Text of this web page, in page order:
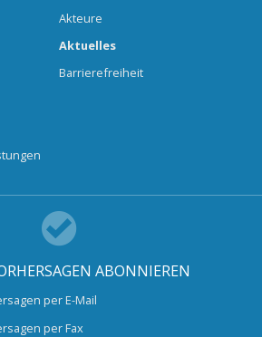
Akteure
Aktuelles
Barrierefreiheit
ABONNIEREN
per E-Mail
per Fax